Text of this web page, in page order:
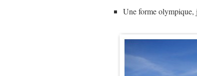
Une forme olympique,